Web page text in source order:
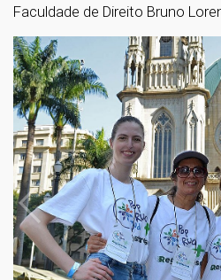
Faculdade de Direito Bruno